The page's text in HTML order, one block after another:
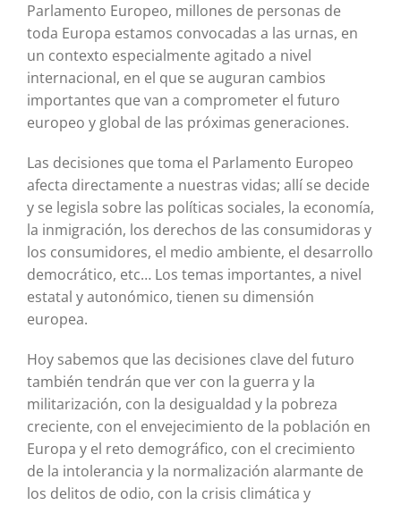
Parlamento Europeo, millones de personas de
toda Europa estamos convocadas a las urnas, en
un contexto especialmente agitado a nivel
internacional, en el que se auguran cambios
importantes que van a comprometer el futuro
europeo y global de las próximas generaciones.
Las decisiones que toma el Parlamento Europeo
afecta directamente a nuestras vidas; allí se decide
y se legisla sobre las políticas sociales, la economía,
la inmigración, los derechos de las consumidoras y
los consumidores, el medio ambiente, el desarrollo
democrático, etc… Los temas importantes, a nivel
estatal y autonómico, tienen su dimensión
europea.
Hoy sabemos que las decisiones clave del futuro
también tendrán que ver con la guerra y la
militarización, con la desigualdad y la pobreza
creciente, con el envejecimiento de la población en
Europa y el reto demográfico, con el crecimiento
de la intolerancia y la normalización alarmante de
los delitos de odio, con la crisis climática y